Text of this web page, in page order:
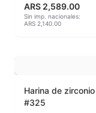
Hereaus
Kingtsugi
ARS 2,589.00
Sin imp. nacionales:
ARS 2,140.00
Harina de zirconio
#325